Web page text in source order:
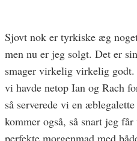
Sjovt nok er tyrkiske æg
men nu er jeg solgt. Det er
smager virkelig virkelig
vi havde netop Ian og Rach
så serverede vi en
kommer også, så snart jeg